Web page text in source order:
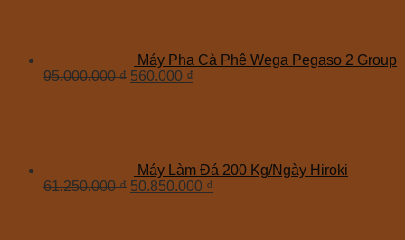
Máy Pha Cà Phê Wega Pegaso 2 Group
95.000.000₫ 560.000 ₫
Máy Làm Đá 200 Kg/Ngày Hiroki
61.250.000₫ 50.850.000 ₫